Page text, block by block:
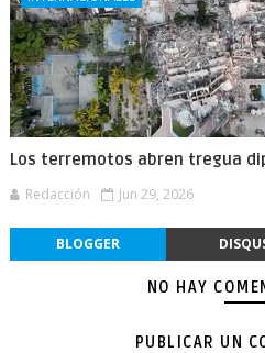
Los terremotos abren tregua
Redacción Jun 29, 2026
BLOGGER
NO HAY
PUBLICAR UN